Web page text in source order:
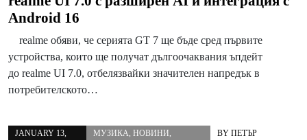
Android 16
realme обяви, че серията GT 7 ще бъде сред първите
устройства, които ще получат дългоочаквания ъпдейт
до realme UI 7.0, отбелязвайки значителен напредък в
потребителското…
JANUARY 13,
МУЗИКА,НОВИНИ,
BY ПЕТЪР